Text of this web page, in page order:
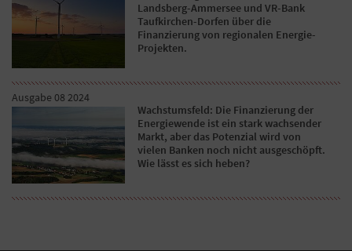
Landsberg-Ammersee und VR-Bank
Taufkirchen-Dorfen über die
Finanzierung von regionalen Energie-
Projekten.
Ausgabe 08 2024
Wachstumsfeld: Die Finanzierung der
Energiewende ist ein stark wachsender
Markt, aber das Potenzial wird von
vielen Banken noch nicht ausgeschöpft.
Wie lässt es sich heben?